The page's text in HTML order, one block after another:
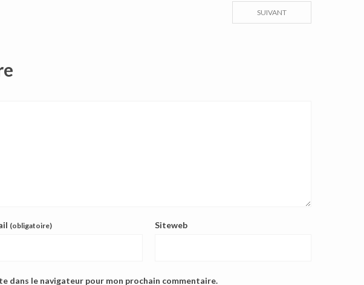
SUIVANT
(obligatoire) Siteweb
dans le navigateur pour mon prochain commentaire.